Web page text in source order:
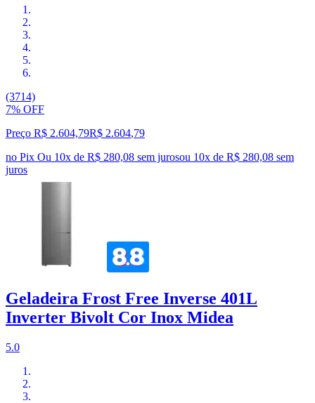
(3714)
7% OFF
Preço R$ 2.604,79R$ 2.604,79
no Pix Ou 10x de R$ 280,08 sem jurosou 10x de R$ 280,08 sem
juros
Geladeira Frost Free Inverse 401L
Inverter Bivolt Cor Inox Midea
5.0